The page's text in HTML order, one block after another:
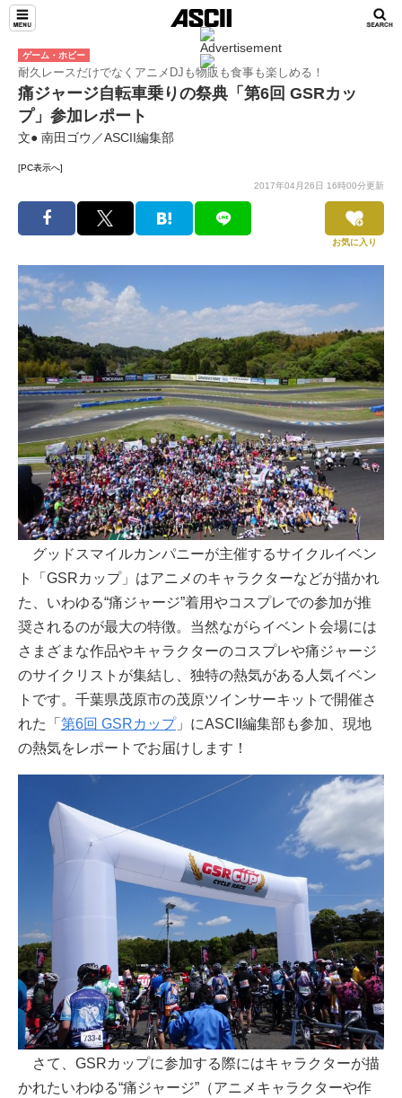
ゲーム・ホビー
耐久レースだけでなくアニメDJも物販も食事も楽しめる！
痛ジャージ自転車乗りの祭典「第6回 GSRカッ
プ」参加レポート
文● 南田ゴウ／ASCII編集部
[PC表示へ]
2017年04月26日 16時00分更新
お気に入り
グッドスマイルカンパニーが主催するサイクルイベン
ト「GSRカップ」はアニメのキャラクターなどが描かれ
た、いわゆる“痛ジャージ”着用やコスプレでの参加が推
奨されるのが最大の特徴。当然ながらイベント会場には
さまざまな作品やキャラクターのコスプレや痛ジャージ
のサイクリストが集結し、独特の熱気がある人気イベン
トです。千葉県茂原市の茂原ツインサーキットで開催さ
れた「 第6回 GSRカップ」にASCII編集部も参加、現地
の熱気をレポートでお届けします！
さて、GSRカップに参加する際にはキャラクターが描
かれたいわゆる“痛ジャージ”（アニメキャラクターや作